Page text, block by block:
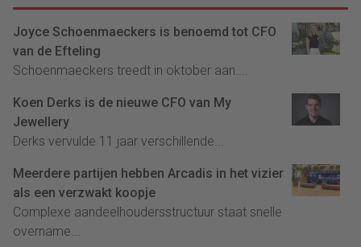
Joyce Schoenmaeckers is benoemd tot CFO
van de Efteling
Schoenmaeckers treedt in oktober aan....
Koen Derks is de nieuwe CFO van My
Jewellery
Derks vervulde 11 jaar verschillende...
Meerdere partijen hebben Arcadis in het vizier
als een verzwakt koopje
Complexe aandeelhoudersstructuur staat snelle
overname...